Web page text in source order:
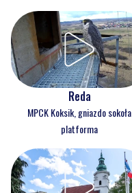
Reda
MPCK Koksik, gniazdo sokoła
platforma